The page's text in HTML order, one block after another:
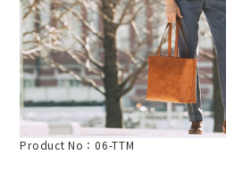
Product No：06-TTM